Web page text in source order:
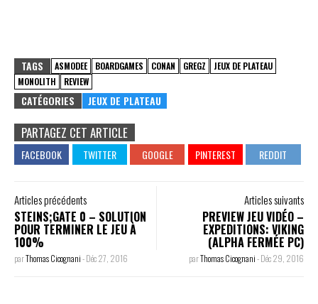
TAGS ASMODEE BOARDGAMES CONAN GREGZ
JEUX DE PLATEAU
MONOLITH
REVIEW
CATÉGORIES JEUX DE PLATEAU
PARTAGEZ CET ARTICLE
Articles précédents
STEINS;GATE 0 – SOLUTION
POUR TERMINER LE JEU À
100%
parThomas Cicognani-Déc 27, 2016
Articles suivants
PREVIEW JEU VIDÉO –
EXPEDITIONS: VIKING
(ALPHA FERMÉE PC)
parThomas Cicognani-Déc 29, 2016